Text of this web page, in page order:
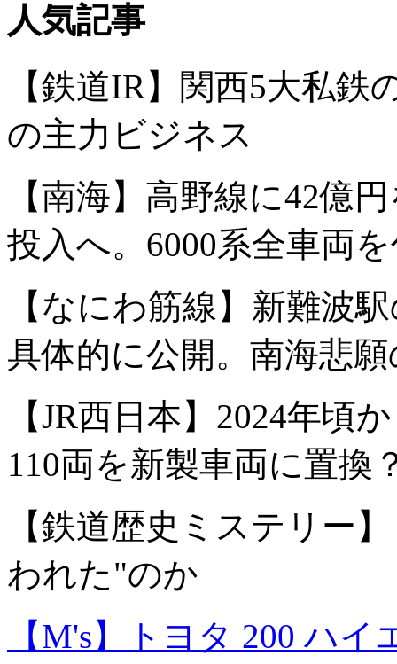
人気記事
【鉄道IR】関西5大私
の主力ビジネス
【南海】高野線に42億
投入へ。6000系全車両
【なにわ筋線】新難波
具体的に公開。南海悲
【JR西日本】2024年頃
110両を新製車両に置換
【鉄道歴史ミステリー
われた"のか
【M's】トヨタ 200 ハ